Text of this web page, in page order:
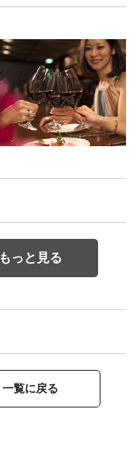
もっと見る
一覧に戻る